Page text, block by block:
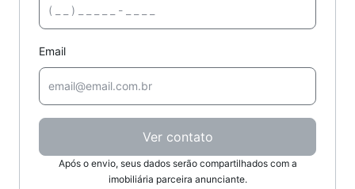
Email
Ver contato
Após o envio, seus dados serão compartilhados com a
imobiliária parceira anunciante.